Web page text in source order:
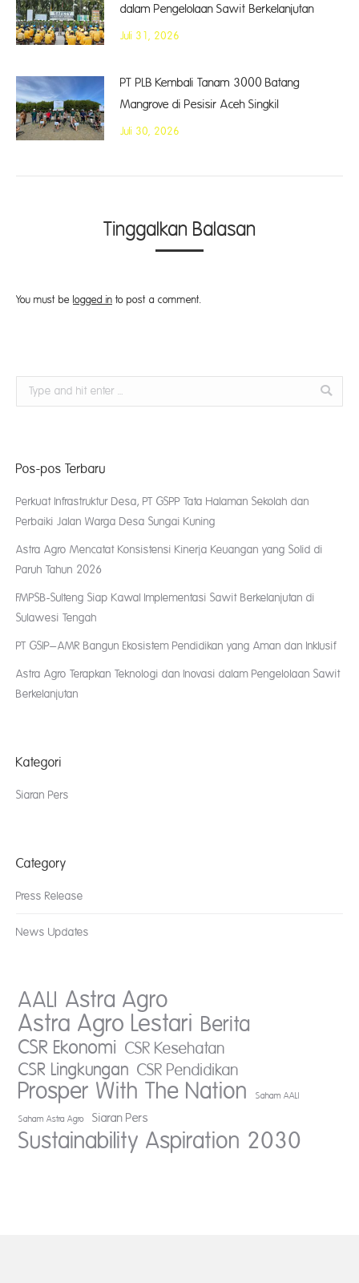
dalam Pengelolaan Sawit Berkelanjutan
Juli 31, 2026
PT PLB Kembali Tanam 3000 Batang
Mangrove di Pesisir Aceh Singkil
Juli 30, 2026
Tinggalkan Balasan
You must be logged in to post a comment.
Search:
Pos-pos Terbaru
Perkuat Infrastruktur Desa, PT GSPP Tata Halaman Sekolah dan
Perbaiki Jalan Warga Desa Sungai Kuning
Astra Agro Mencatat Konsistensi Kinerja Keuangan yang Solid di
Paruh Tahun 2026
FMPSB-Sulteng Siap Kawal Implementasi Sawit Berkelanjutan di
Sulawesi Tengah
PT GSIP–AMR Bangun Ekosistem Pendidikan yang Aman dan Inklusif
Astra Agro Terapkan Teknologi dan Inovasi dalam Pengelolaan Sawit
Berkelanjutan
Kategori
Siaran Pers
Category
Press Release
News Updates
AALI Astra Agro
Astra Agro Lestari Berita
CSR Ekonomi CSR Kesehatan
CSR Lingkungan CSR Pendidikan
Prosper With The Nation Saham AALI
Saham Astra Agro Siaran Pers
Sustainability Aspiration 2030